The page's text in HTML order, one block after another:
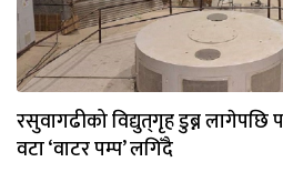
रसुवागढीको विद्युत्‌गृह डुब्न लागेपछि
वटा ‘वाटर पम्प’ लगिँदै